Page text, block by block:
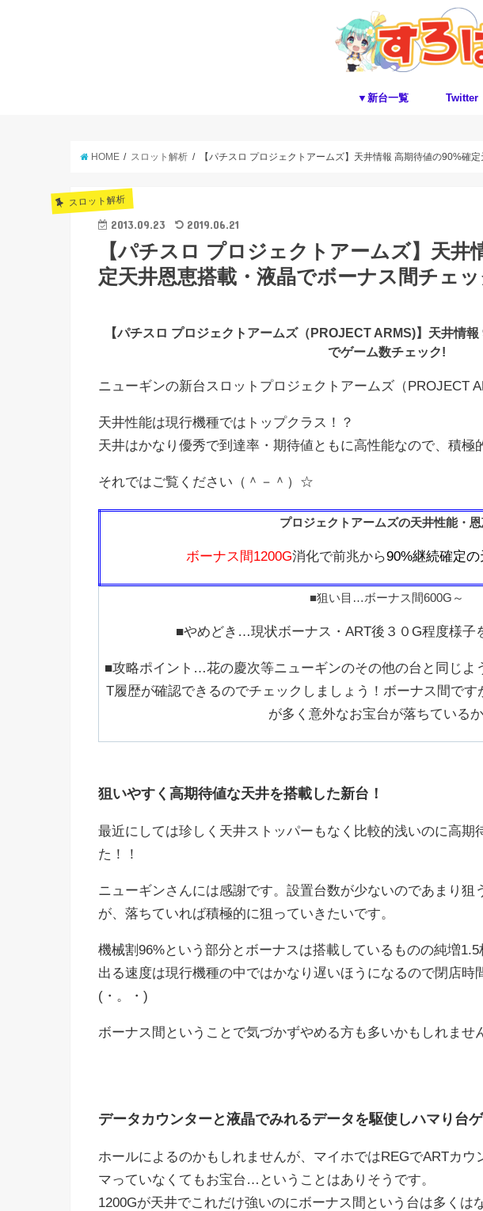
▼新台一覧 Twitter
HOME スロット解析 【パチスロ プロジェクトアームズ】天井情報 高期待値の90%確
スロット解析
2013.09.23 2019.06.21
【パチスロ プロジェクトアームズ】天井
定天井恩恵搭載・液晶でボーナス間チェ
【パチスロ プロジェクトアームズ（PROJECT ARMS)】天井情
でゲーム数チェック!
ニューギンの新台スロットプロジェクトアームズ（PROJECT
天井性能は現行機種ではトップクラス！？
天井はかなり優秀で到達率・期待値ともに高性能なので、積極
それではご覧ください（＾－＾）☆
プロジェクトアームズの天井性能・
ボーナス間1200G消化で前兆から90%継続確定
■狙い目…ボーナス間600G～
■やめどき…現状ボーナス・ART後３０G程度様子
■攻略ポイント…花の慶次等ニューギンのその他の台と同じよ
T履歴が確認できるのでチェックしましょう！ボーナス間で
が多く意外なお宝台が落ちている
狙いやすく高期待値な天井を搭載した新台！
最近にしては珍しく天井ストッパーもなく比較的浅いのに高期
た！！
ニューギンさんには感謝です。設置台数が少ないのであまり狙
が、落ちていれば積極的に狙っていきたいです。
機械割96%という部分とボーナスは搭載しているものの純増1.5
出る速度は現行機種の中ではかなり遅いほうになるので閉店時
(・。・)
ボーナス間ということで気づかずやめる方も多いかもしれませ
データカウンターと液晶でみれるデータを駆使しハマり台ゲ
ホールによるのかもしれませんが、マイホではREGでARTカウ
マっていなくてもお宝台…ということはありそうです。
1200Gが天井でこれだけ強いのにボーナス間という台は多くは